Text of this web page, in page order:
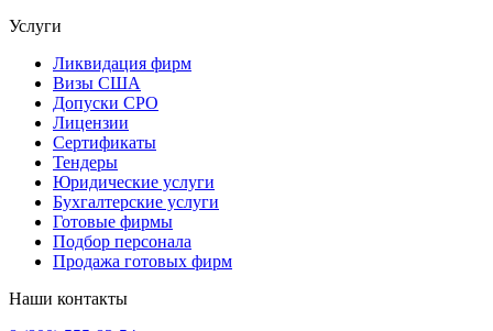
Услуги
Ликвидация фирм
Визы США
Допуски СРО
Лицензии
Сертификаты
Тендеры
Юридические услуги
Бухгалтерские услуги
Готовые фирмы
Подбор персонала
Продажа готовых фирм
Наши контакты